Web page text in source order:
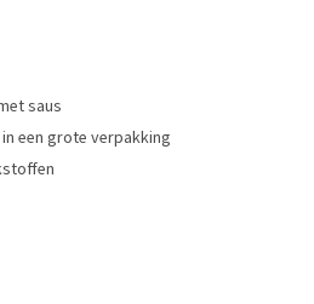
saus
een grote verpakking